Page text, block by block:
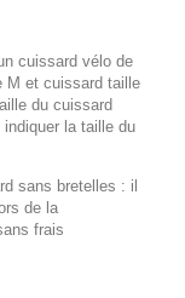
cuissard vélo de
M et cuissard taille
du cuissard
la taille du
sans bretelles : il
de la
frais